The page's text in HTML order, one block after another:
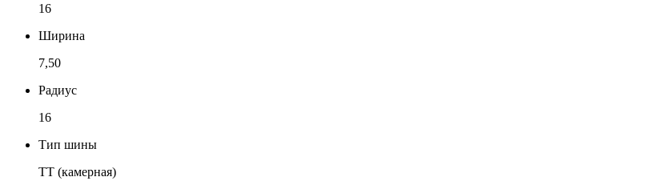
16
Ширина
7,50
Радиус
16
Тип шины
TT (камерная)